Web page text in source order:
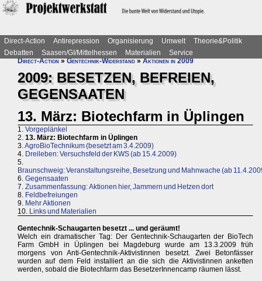
Direct-Action Antirepression Organisierung Umwelt
Theorie&Politik
Debatten
Saasen/GI/Mittelhessen Materialien
Service
Direct-Action»Gentechnik-Widerstand»Aktionen in 2009
2009: BESETZEN, BEFREIEN,
GEGENSAATEN
13. März: Biotechfarm in Üplingen
1. Vorgeplänkel
2. 13. März: Biotechfarm in Üplingen
3.AgroBioTechnikum (besetzt am 3.4.2009)
4. Dreileben: Versuchsfeld der KWS (ab 15.4.2009)
5.
Braunschweig: Veranstaltungsreihe, Besetzung und Mahnwache (ab
6. Gegensaaten
7. Zusammenfassung: Aktionen hier, Jammern und Hetzen dort
8. Feldbefreiungen
9. Mehr Aktionen
10. Links und Materialien
Gentechnik-Schaugarten besetzt ... und geräumt!
Welch ein dramatischer Tag: Der Gentechnik-Schaugarten der BioTech
Farm GmbH in Üplingen bei Magdeburg wurde am 13.3.2009 früh
morgens von Anti-Gentechnik-Aktivistinnen besetzt. Zwei Betonfässer
wurden auf dem Feld installiert an die sich die Aktivistinnen anketten
werden, sobald die Biotechfarm das BesetzerInnencamp räumen lässt.